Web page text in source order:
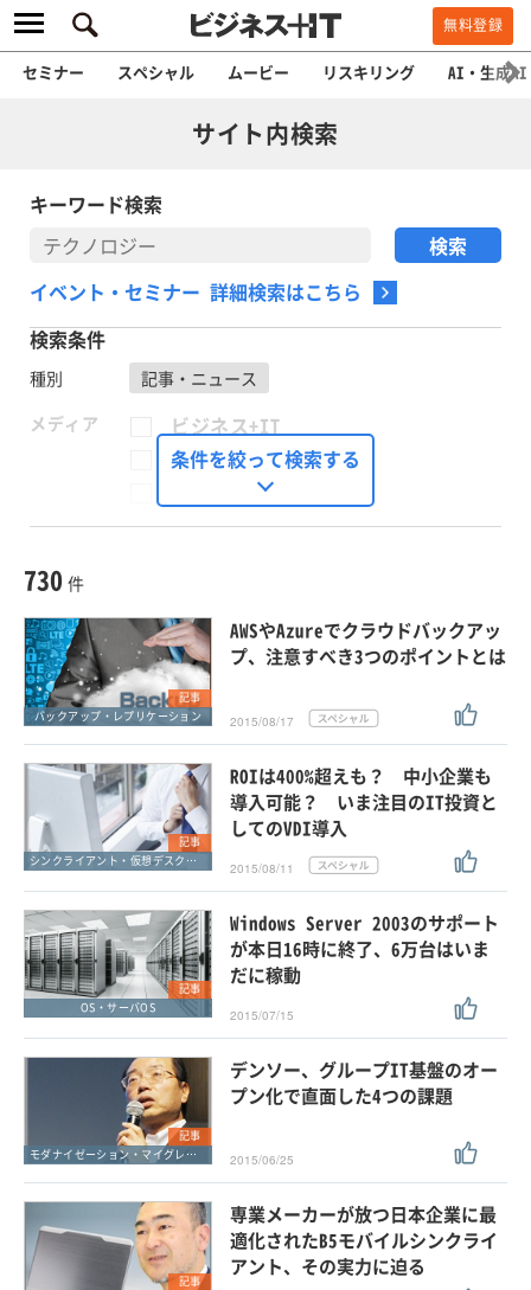
無料登録
セミナー スペシャル ムービー リスキリング AI・生成AI
サイト内検索
キーワード検索
イベント・セミナー 詳細検索はこちら
検索条件
種別
記事・ニュース
メディア
ビジネス+IT
FinTech Journal
Seizo Trend
外部ニュース
スペシャルに限定する
タグ
クリア この条件で検索する
条件を絞って検索する
730 件
記事
バックアップ・レプリケーション
AWSやAzureでクラウドバックアッ
プ、注意すべき3つのポイントとは
2015/08/17
記事
シンクライアント・仮想デスクトップ
ROIは400%超えも？ 中小企業も
導入可能？ いま注目のIT投資と
してのVDI導入
2015/08/11
記事
OS・サーバOS
Windows Server 2003のサポート
が本日16時に終了、6万台はいま
だに稼動
2015/07/15
記事
モダナイゼーション・マイグレーション
デンソー、グループIT基盤のオー
プン化で直面した4つの課題
2015/06/25
記事
専業メーカーが放つ日本企業に最
適化されたB5モバイルシンクライ
アント、その実力に迫る